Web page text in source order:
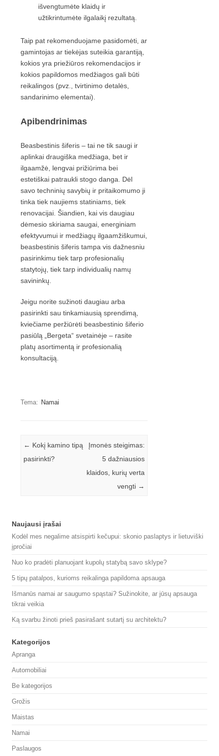
išvengtumėte klaidų ir
užtikrintumėte ilgalaikį rezultatą.
Taip pat rekomenduojame pasidomėti, ar
gamintojas ar tiekėjas suteikia garantiją,
kokios yra priežiūros rekomendacijos ir
kokios papildomos medžiagos gali būti
reikalingos (pvz., tvirtinimo detalės,
sandarinimo elementai).
Apibendrinimas
Beasbestinis šiferis – tai ne tik saugi ir
aplinkai draugiška medžiaga, bet ir
ilgaamžė, lengvai prižiūrima bei
estetiškai patraukli stogo danga. Dėl
savo techninių savybių ir pritaikomumo ji
tinka tiek naujiems statiniams, tiek
renovacijai. Šiandien, kai vis daugiau
dėmesio skiriama saugai, energiniam
efektyvumui ir medžiagų ilgaamžiškumui,
beasbestinis šiferis tampa vis dažnesniu
pasirinkimu tiek tarp profesionalių
statytojų, tiek tarp individualių namų
savininkų.
Jeigu norite sužinoti daugiau arba
pasirinkti sau tinkamiausią sprendimą,
kviečiame peržiūrėti beasbestinio šiferio
pasiūlą „Bergeta“ svetainėje – rasite
platų asortimentą ir profesionalią
konsultaciją.
Tema: Namai
Įrašo navigacija
← Kokį kamino tipą
pasirinkti?
Įmonės steigimas:
5 dažniausios
klaidos, kurių verta
vengti →
Naujausi įrašai
Kodėl mes negalime atsispirti kečupui: skonio paslaptys ir lietuviški
įpročiai
Nuo ko pradėti planuojant kupolų statybą savo sklype?
5 tipų patalpos, kurioms reikalinga papildoma apsauga
Išmanūs namai ar saugumo spąstai? Sužinokite, ar jūsų apsauga
tikrai veikia
Ką svarbu žinoti prieš pasirašant sutartį su architektu?
Kategorijos
Apranga
Automobiliai
Be kategorijos
Grožis
Maistas
Namai
Paslaugos